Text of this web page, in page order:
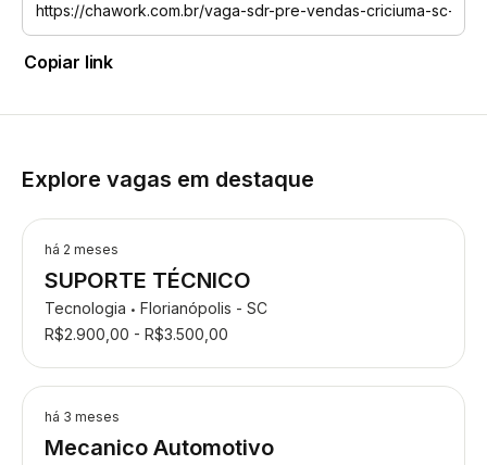
Copiar link
Explore vagas em destaque
há 2 meses
SUPORTE TÉCNICO
Tecnologia • Florianópolis - SC
R$2.900,00 - R$3.500,00
há 3 meses
Mecanico Automotivo